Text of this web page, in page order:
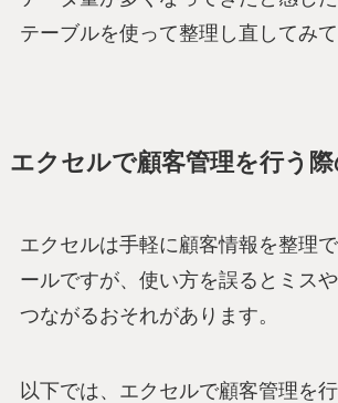
テーブルを使って整理し直してみて
エクセルで顧客管理を行う
エクセルは手軽に顧客情報を整理
ールですが、使い方を誤るとミス
つながるおそれがあります。
以下では、エクセルで顧客管理を